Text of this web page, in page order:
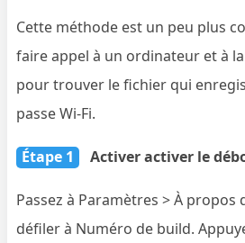
Cette méthode est un peu plus
faire appel à un ordinateur et à
pour trouver le fichier qui
passe Wi-Fi.
Étape 1 Activer activer le
Passez à Paramètres > À propos
défiler à Numéro de build.